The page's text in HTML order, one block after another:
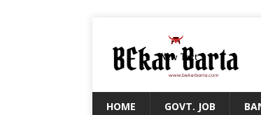
HOME GOVT. JOB